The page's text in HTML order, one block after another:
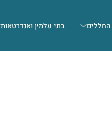
החללים בתי עלמין ואנדרטאות